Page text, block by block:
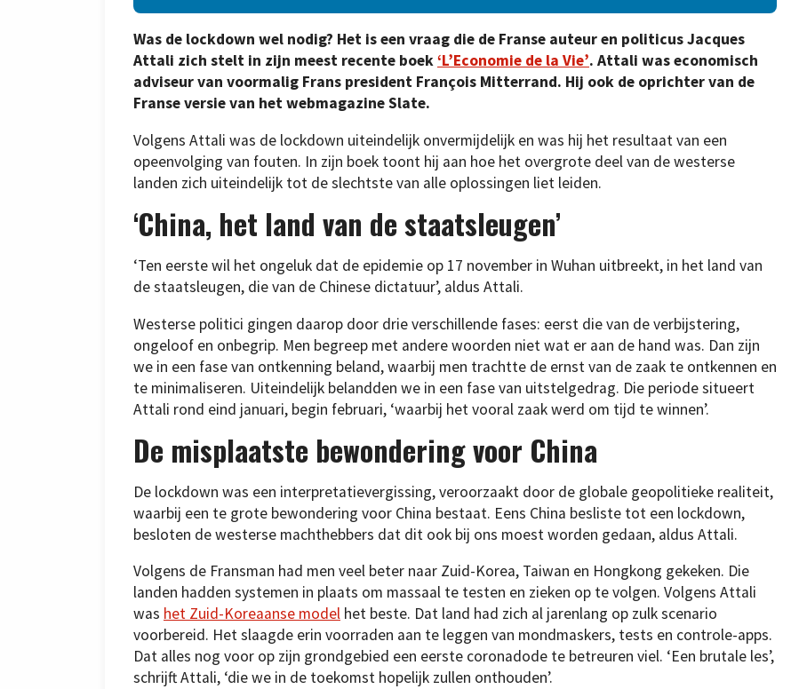
Was de lockdown wel nodig? Het is een vraag die de Franse auteur en politicus Jacques
Attali zich stelt in zijn meest recente boek‘L’Economie de la Vie’. Attali was economisch
adviseur van voormalig Frans president François Mitterrand. Hij ook de oprichter van de
Franse versie van het webmagazine Slate.
Volgens Attali was de lockdown uiteindelijk onvermijdelijk en was hij het resultaat van een
opeenvolging van fouten. In zijn boek toont hij aan hoe het overgrote deel van de westerse
landen zich uiteindelijk tot de slechtste van alle oplossingen liet leiden.
‘China, het land van de staatsleugen’
‘Ten eerste wil het ongeluk dat de epidemie op 17 november in Wuhan uitbreekt, in het land van
de staatsleugen, die van de Chinese dictatuur’, aldus Attali.
Westerse politici gingen daarop door drie verschillende fases: eerst die van de verbijstering,
ongeloof en onbegrip. Men begreep met andere woorden niet wat er aan de hand was. Dan zijn
we in een fase van ontkenning beland, waarbij men trachtte de ernst van de zaak te ontkennen en
te minimaliseren. Uiteindelijk belandden we in een fase van uitstelgedrag. Die periode situeert
Attali rond eind januari, begin februari, ‘waarbij het vooral zaak werd om tijd te winnen’.
De misplaatste bewondering voor China
De lockdown was een interpretatievergissing, veroorzaakt door de globale geopolitieke realiteit,
waarbij een te grote bewondering voor China bestaat. Eens China besliste tot een lockdown,
besloten de westerse machthebbers dat dit ook bij ons moest worden gedaan, aldus Attali.
Volgens de Fransman had men veel beter naar Zuid-Korea, Taiwan en Hongkong gekeken. Die
landen hadden systemen in plaats om massaal te testen en zieken op te volgen. Volgens Attali
was het Zuid-Koreaanse model het beste. Dat land had zich al jarenlang op zulk scenario
voorbereid. Het slaagde erin voorraden aan te leggen van mondmaskers, tests en controle-apps.
Dat alles nog voor op zijn grondgebied een eerste coronadode te betreuren viel. ‘Een brutale les’,
schrijft Attali, ‘die we in de toekomst hopelijk zullen onthouden’.